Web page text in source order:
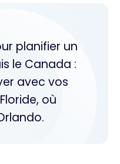
planifier un
le Canada :
avec vos
où